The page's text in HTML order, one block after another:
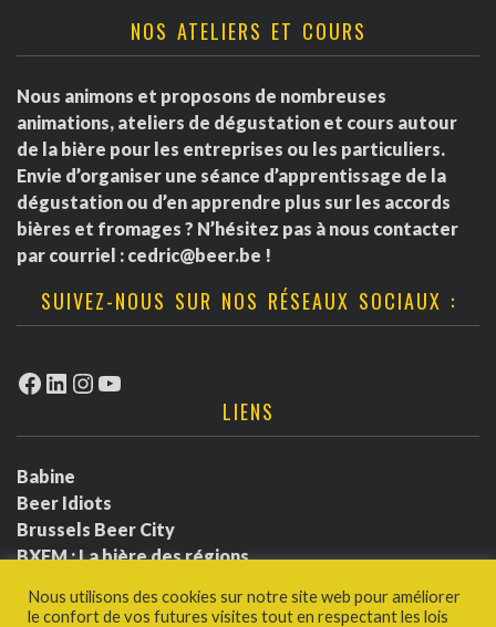
NOS ATELIERS ET COURS
Nous animons et proposons de nombreuses
animations, ateliers de dégustation et cours autour
de la bière pour les entreprises ou les particuliers.
Envie d’organiser une séance d’apprentissage de la
dégustation ou d’en apprendre plus sur les accords
bières et fromages ? N’hésitez pas à nous contacter
par courriel : cedric@beer.be !
SUIVEZ-NOUS SUR NOS RÉSEAUX SOCIAUX :
Facebook
LinkedIn
Instagram
YouTube
LIENS
Babine
Beer Idiots
Brussels Beer City
BXFM : La bière des régions
Ludotium
Nous utilisons des cookies sur notre site web pour améliorer
le confort de vos futures visites tout en respectant les lois